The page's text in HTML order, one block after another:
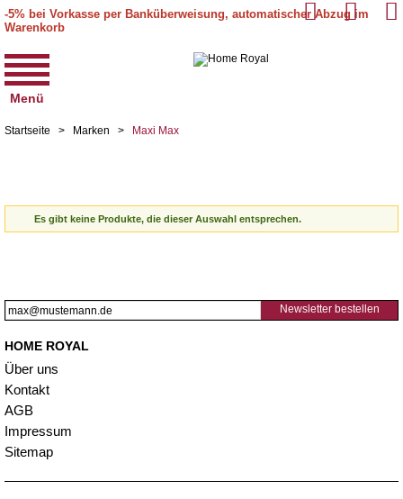
-5% bei Vorkasse per Banküberweisung, automatischer Abzug im
Warenkorb
Menü
Startseite > Marken > Maxi Max
Es gibt keine Produkte, die dieser Auswahl entsprechen.
Newsletter bestellen
HOME ROYAL
Über uns
Kontakt
AGB
Impressum
Sitemap